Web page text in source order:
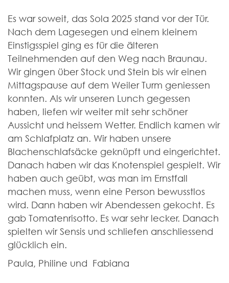
Es war soweit, das Sola 2025 stand vor der Tür.
Nach dem Lagesegen und einem kleinem
Einstigsspiel ging es für die älteren
Teilnehmenden auf den Weg nach Braunau.
Wir gingen über Stock und Stein bis wir einen
Mittagspause auf dem Weiler Turm geniessen
konnten. Als wir unseren Lunch gegessen
haben, liefen wir weiter mit sehr schöner
Aussicht und heissem Wetter. Endlich kamen wir
am Schlafplatz an. Wir haben unsere
Blachenschlafsäcke geknüpft und eingerichtet.
Danach haben wir das Knotenspiel gespielt. Wir
haben auch geübt, was man im Ernstfall
machen muss, wenn eine Person bewusstlos
wird. Dann haben wir Abendessen gekocht. Es
gab Tomatenrisotto. Es war sehr lecker. Danach
spielten wir Sensis und schliefen anschliessend
glücklich ein.
Paula, Philine und Fabiana